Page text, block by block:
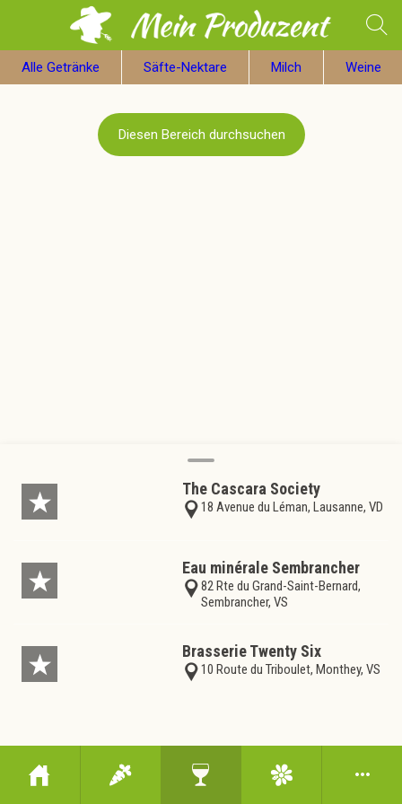
Alle Getränke Säfte-Nektare Milch Weine
The Cascara Society
18 Avenue du Léman, Lausanne, VD
Eau minérale Sembrancher
82 Rte du Grand-Saint-Bernard,
Sembrancher, VS
Brasserie Twenty Six
10 Route du Triboulet, Monthey, VS
Diesen Bereich durchsuchen